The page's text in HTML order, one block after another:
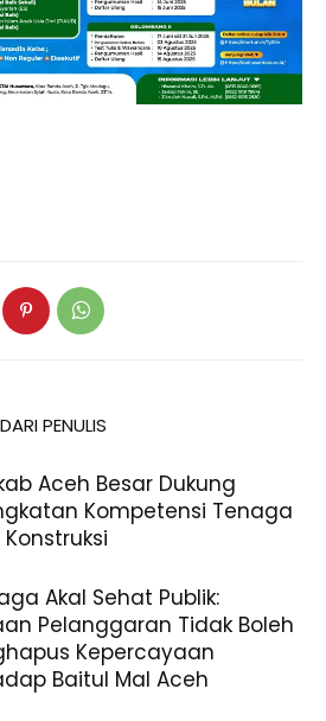
DARI PENULIS
Aceh Besar Dukung
Kompetensi Tenaga
Konstruksi
Akal Sehat Publik:
Pelanggaran Tidak Boleh
Kepercayaan
Baitul Mal Aceh